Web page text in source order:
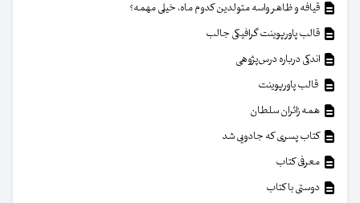
قیافه و ظاهر واسه متولدین کدوم ماه، خیلی مهمه؟
قالب پاورپوینت گرافیکی جالب
اندکی درباره درس‌پژوهی
قالب پاورپوینت
همه زائران سلطان
کتاب پسری که جادویی شد
معرفی کتاب
دوستی با کتاب